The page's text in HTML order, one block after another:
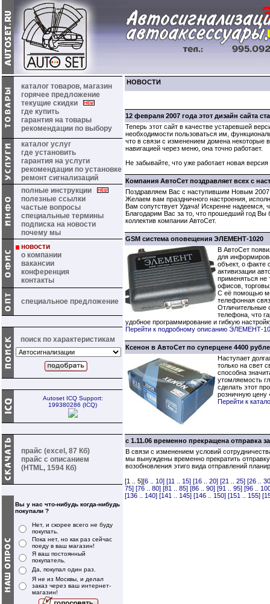
каталог товаров, магазин
горячее предложение
текущие скидки
где купить
гарантия на товары
рекомендации по выбору
каталог услуг
где установить
гарантия на услуги
рекомендации по установке
ремонт сигнализаций
полные инструкции
полезные ссылки
частые вопросы
специальные термины
подписка на новости
почему мы
новости
о компании
вакансии
конференция
контакты
специальное предложение
поиск по характеристикам
Autoset ICQ Support:
199380286 (ICQ)
прайс (excel, 87 Кб)
прайс с описанием
(HTML, 1594 Кб)
Вы у нас что-нибудь когда-нибудь
покупали ?
Нет, и скорее всего не буду
покупать.
Пока нет, но как раз сейчас
поеду в ваш магазин!
Я ваш постоянный
покупатель.
Да, покупал один раз.
Я не из Москвы, и делал
заказ через ваш интернет-
магазин!
НОВОСТИ
12 февраля 2007 года этот дизайн сайта
Теперь этот сайт в качестве устаревшей
необходимости пользоваться им,
что в связи с изменением домена некоторые
навигацией через меню, она точно работает.
Не забывайте, что уже работает новая
Компания АвтоСет поздравляет всех с
Поздравляем Вас с наступившим Новым
Желаем вам праздничного настроения,
Вам сопутствует Удача! Искренне надеемся,
Благодарим Вас за то, что прошедший год
коллектив компании АвтоСет.
GSM система оповещения ЭЛЕМЕНТ-1020
В АвтоСет
для
объект, о факте
активизации
применяться не
офисов,
С её помощью
телефонная
Отличительные
телефона, что
удобное программирование и гибкую
Перейти к подробному описанию ЭЛЕМЕНТ-
Ксенон в АвтоСет по суперцене 4400
Наступает
только на свет
способна
утомляемость
сделать этот
розничную цену
Перейти к
с 1.11.06 временно прекращена отправка
В связи с изменением условий
мы вынуждены временно прекратить
возобновления этиго вида отправлений
[1 .. 5][6 .. 10] [11 .. 15] [16 .. 20] [21 .. 25] [26 ..
75] [76 .. 80] [81 .. 85] [86 .. 90] [91 .. 95] [96 ..
[136 .. 140] [141 .. 145] [146 .. 150] [151 .. 155]